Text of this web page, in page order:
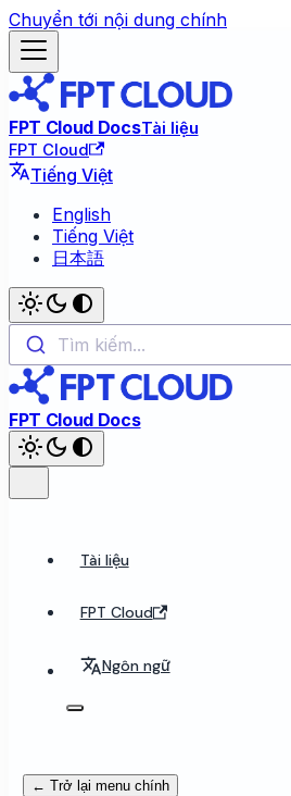
Chuyển tới nội dung chính
FPT Cloud DocsTài liệu
FPT Cloud
Tiếng Việt
English
Tiếng Việt
日本語
Tìm kiếm...
FPT Cloud Docs
Tài liệu
FPT Cloud
Ngôn ngữ
← Trở lại menu chính